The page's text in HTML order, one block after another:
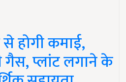
होगी कमाई,
गैस, प्लांट लगाने के